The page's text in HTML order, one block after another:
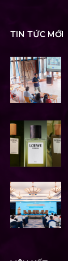
TIN TỨC MỚI